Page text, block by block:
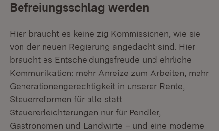
Befreiungsschlag werden
Hier braucht es keine zig Kommissionen, wie sie
von der neuen Regierung angedacht sind. Hier
braucht es Entscheidungsfreude und ehrliche
Kommunikation: mehr Anreize zum Arbeiten, mehr
Generationengerechtigkeit in unserer Rente,
Steuerreformen für alle statt
Steuererleichterungen nur für Pendler,
Gastronomen und Landwirte – und eine moderne